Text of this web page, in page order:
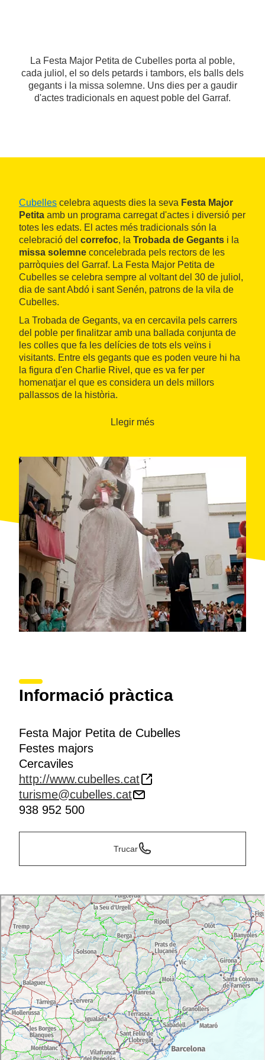
La Festa Major Petita de Cubelles porta al poble,
cada juliol, el so dels petards i tambors, els balls dels
gegants i la missa solemne. Uns dies per a gaudir
d'actes tradicionals en aquest poble del Garraf.
Cubelles celebra aquests dies la seva Festa Major
Petita amb un programa carregat d'actes i diversió per
totes les edats. El actes més tradicionals són la
celebració del correfoc, la Trobada de Gegants i la
missa solemne concelebrada pels rectors de les
parròquies del Garraf. La Festa Major Petita de
Cubelles se celebra sempre al voltant del 30 de juliol,
dia de sant Abdó i sant Senén, patrons de la vila de
Cubelles.
La Trobada de Gegants, va en cercavila pels carrers
del poble per finalitzar amb una ballada conjunta de
les colles que fa les delícies de tots els veïns i
visitants. Entre els gegants que es poden veure hi ha
la figura d'en Charlie Rivel, que es va fer per
homenatjar el que es considera un dels millors
pallassos de la història.
diables que recorren els carres del poble durant el
Llegir més
Informació pràctica
Festa Major Petita de Cubelles
Festes majors
Cercaviles
http://www.cubelles.cat
turisme@cubelles.cat
938 952 500
Trucar